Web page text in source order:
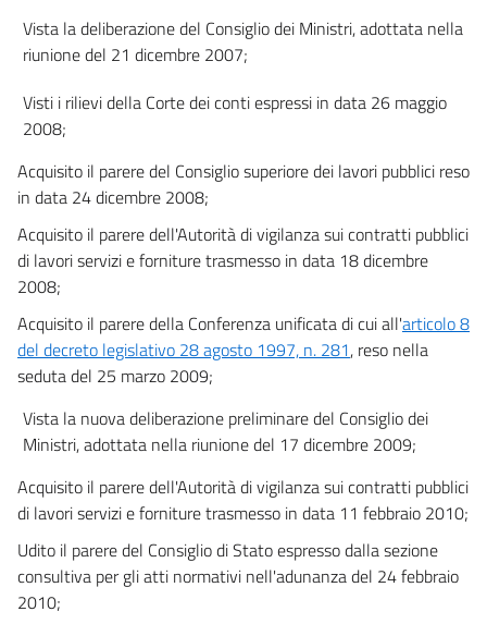
40
42
CAPO II - Verifica del progetto
(artt. 46, 47 48 e 49, d.P.R. n. 554/1999)
((CAPO ABROGATO DAL D.LGS. 18 APRILE 2016, N. 50))
44
46
47
48
49
50
51
52
53
54
Vista la deliberazione del Consiglio dei Ministri, adottata nella
riunione del 21 dicembre 2007;
Visti i rilievi della Corte dei conti espressi in data 26 maggio
2008;
Acquisito il parere del Consiglio superiore dei lavori pubblici reso
in data 24 dicembre 2008;
Acquisito il parere dell'Autorità di vigilanza sui contratti pubblici
di lavori servizi e forniture trasmesso in data 18 dicembre
2008;
Acquisito il parere della Conferenza unificata di cui all'articolo 8
del decreto legislativo 28 agosto 1997, n. 281, reso nella
seduta del 25 marzo 2009;
Vista la nuova deliberazione preliminare del Consiglio dei
Ministri, adottata nella riunione del 17 dicembre 2009;
Acquisito il parere dell'Autorità di vigilanza sui contratti pubblici
di lavori servizi e forniture trasmesso in data 11 febbraio 2010;
Udito il parere del Consiglio di Stato espresso dalla sezione
consultiva per gli atti normativi nell'adunanza del 24 febbraio
2010;